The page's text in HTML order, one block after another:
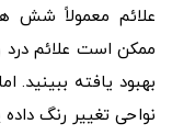
علائم معمولاً شش
بهبود یافته
نواحی تغییر رنگ